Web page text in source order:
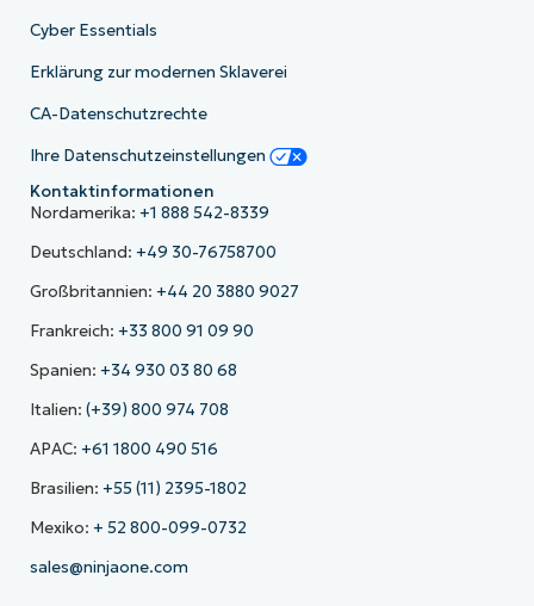
Cyber Essentials
Erklärung zur modernen Sklaverei
CA-Datenschutzrechte
Ihre Datenschutzeinstellungen
Kontaktinformationen
Nordamerika: +1 888 542-8339
Deutschland: +49 30-76758700
Großbritannien: +44 20 3880 9027
Frankreich: +33 800 91 09 90
Spanien: +34 930 03 80 68
Italien: (+39) 800 974 708
APAC: +61 1800 490 516
Brasilien: +55 (11) 2395-1802
Mexiko: + 52 800-099-0732
sales@ninjaone.com